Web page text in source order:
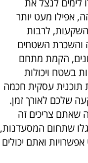
לנצל את
אפילו מעט יותר
השקעות, לרבות
והשכרת השטחים
הקמת מתחם
בשטח ויכולות
תוכנית עסקית חכמה
שלכם לאורך זמן.
שאתם צריכים זה
שתחום המסעדנות,
ואתם יכולים